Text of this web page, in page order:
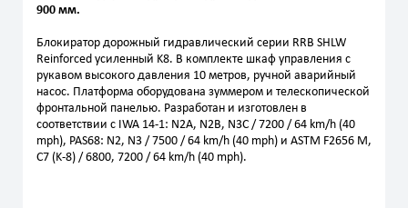
900 мм.
Блокиратор дорожный гидравлический серии RRB SHLW
Reinforced усиленный K8. В комплекте шкаф управления с
рукавом высокого давления 10 метров, ручной аварийный
насос. Платформа оборудована зуммером и телескопической
фронтальной панелью. Разработан и изготовлен в
соответствии с IWA 14-1: N2A, N2B, N3C / 7200 / 64 km/h (40
mph), PAS68: N2, N3 / 7500 / 64 km/h (40 mph) и ASTM F2656 M,
C7 (K-8) / 6800, 7200 / 64 km/h (40 mph).